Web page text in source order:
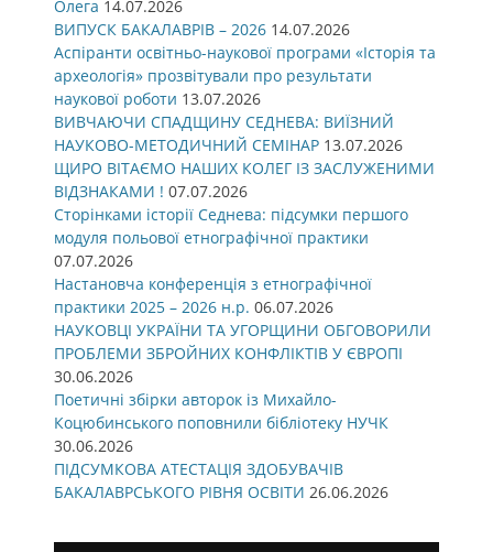
Олега 14.07.2026
ВИПУСК БАКАЛАВРІВ – 2026 14.07.2026
Аспіранти освітньо-наукової програми «Історія та
археологія» прозвітували про результати
наукової роботи 13.07.2026
ВИВЧАЮЧИ СПАДЩИНУ СЕДНЕВА: ВИЇЗНИЙ
НАУКОВО-МЕТОДИЧНИЙ СЕМІНАР 13.07.2026
ЩИРО ВІТАЄМО НАШИХ КОЛЕГ ІЗ ЗАСЛУЖЕНИМИ
ВІДЗНАКАМИ ! 07.07.2026
Сторінками історії Седнева: підсумки першого
модуля польової етнографічної практики
07.07.2026
Настановча конференція з етнографічної
практики 2025 – 2026 н.р. 06.07.2026
НАУКОВЦІ УКРАЇНИ ТА УГОРЩИНИ ОБГОВОРИЛИ
ПРОБЛЕМИ ЗБРОЙНИХ КОНФЛІКТІВ У ЄВРОПІ
30.06.2026
Поетичні збірки авторок із Михайло-
Коцюбинського поповнили бібліотеку НУЧК
30.06.2026
ПІДСУМКОВА АТЕСТАЦІЯ ЗДОБУВАЧІВ
БАКАЛАВРСЬКОГО РІВНЯ ОСВІТИ 26.06.2026